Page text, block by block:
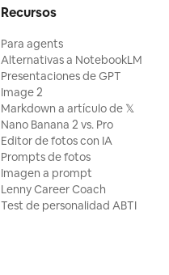
Recursos
Para agents
Alternativas a NotebookLM
Presentaciones de GPT
Image 2
Markdown a artículo de 𝕏
Nano Banana 2 vs. Pro
Editor de fotos con IA
Prompts de fotos
Imagen a prompt
Lenny Career Coach
Test de personalidad ABTI